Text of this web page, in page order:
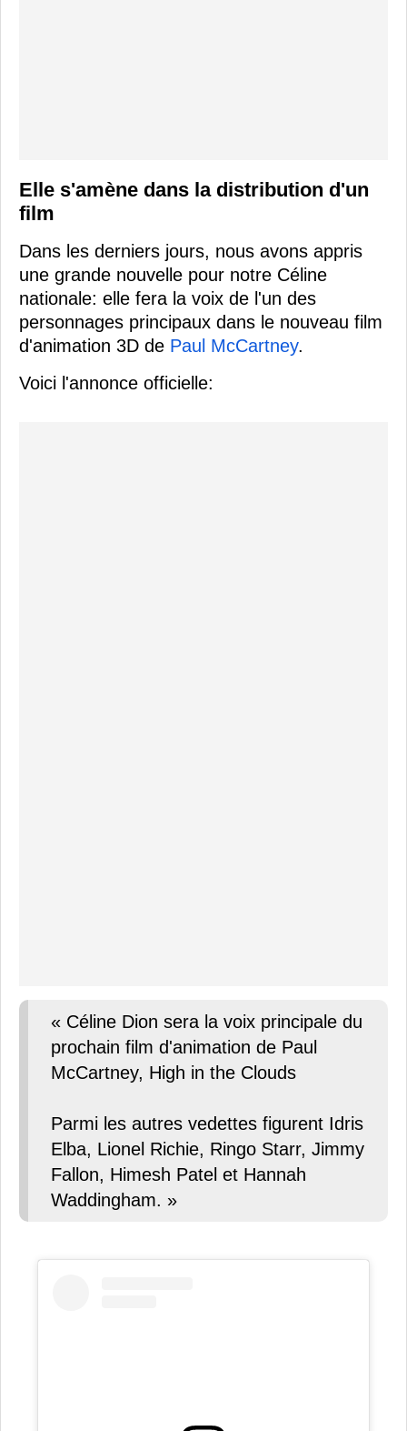
Elle s'amène dans la distribution d'un
film
Dans les derniers jours, nous avons appris
une grande nouvelle pour notre Céline
nationale: elle fera la voix de l'un des
personnages principaux dans le nouveau film
d'animation 3D de Paul McCartney.
Voici l'annonce officielle:
« Céline Dion sera la voix principale du
prochain film d'animation de Paul
McCartney, High in the Clouds
Parmi les autres vedettes figurent Idris
Elba, Lionel Richie, Ringo Starr, Jimmy
Fallon, Himesh Patel et Hannah
Waddingham. »